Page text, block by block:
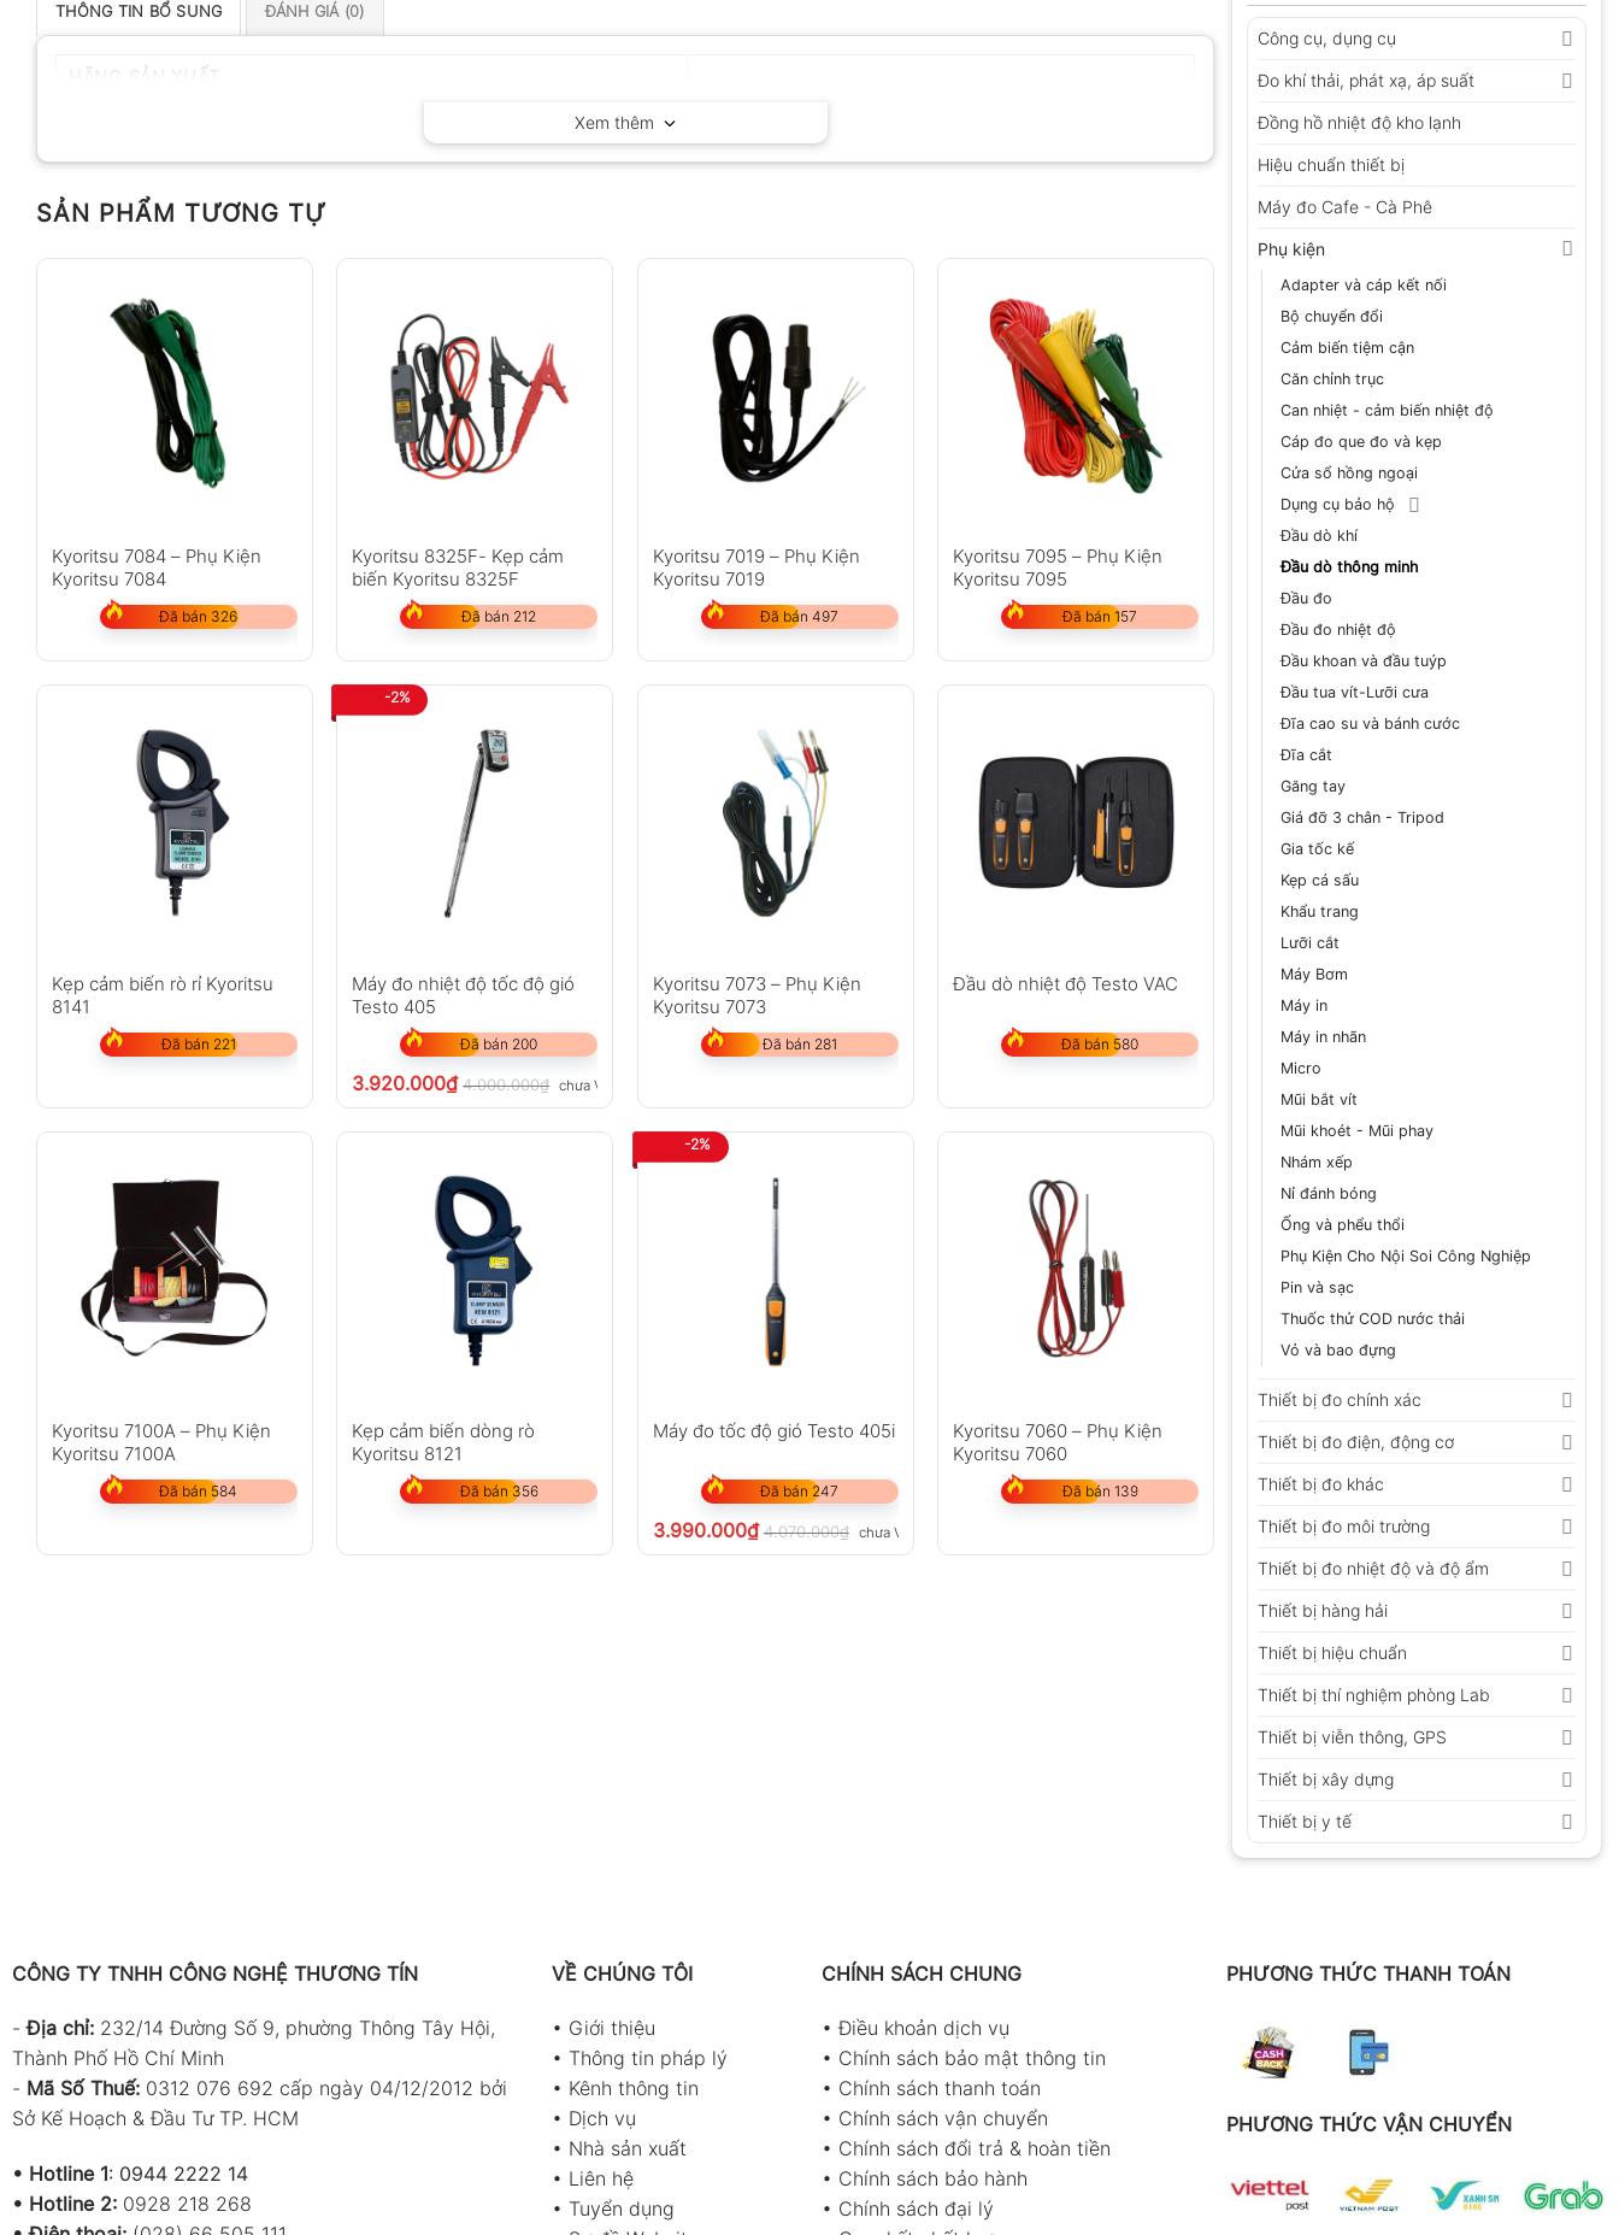
Công cụ, dụng cụ
Đo khí thải, phát xạ, áp suất
Đồng hồ nhiệt độ kho lạnh
Hiệu chuẩn thiết bị
Máy đo Cafe - Cà Phê
Phụ kiện
Adapter và cáp kết nối
Bộ chuyển đổi
Cảm biến tiệm cận
Căn chỉnh trục
Can nhiệt - cảm biến nhiệt độ
Cáp đo que đo và kẹp
Cửa sổ hồng ngoại
Dụng cụ bảo hộ
Đầu dò khí
Đầu dò thông minh
Đầu đo
Đầu đo nhiệt độ
Đầu khoan và đầu tuýp
Đầu tua vít-Lưỡi cưa
Đĩa cao su và bánh cước
Đĩa cắt
Găng tay
Giá đỡ 3 chân - Tripod
Gia tốc kế
Kẹp cá sấu
Khẩu trang
Lưỡi cắt
Máy Bơm
Máy in
Máy in nhãn
Micro
Mũi bắt vít
Mũi khoét - Mũi phay
Nhám xếp
Nỉ đánh bóng
Ống và phểu thổi
Phụ Kiện Cho Nội Soi Công Nghiệp
Pin và sạc
Thuốc thử COD nước thải
Vỏ và bao đựng
Thiết bị đo chính xác
Thiết bị đo điện, động cơ
Thiết bị đo khác
Thiết bị đo môi trường
Thiết bị đo nhiệt độ và độ ẩm
Thiết bị hàng hải
Thiết bị hiệu chuẩn
Thiết bị thí nghiệm phòng Lab
Thiết bị viễn thông, GPS
Thiết bị xây dựng
Thiết bị y tế
THÔNG TIN BỔ SUNG ĐÁNH GIÁ (0)
Xem thêm
SẢN PHẨM TƯƠNG TỰ
Kyoritsu 7084 – Phụ Kiện
Kyoritsu 7084
Đã bán 326
Kyoritsu 8325F- Kẹp cảm
biến Kyoritsu 8325F
Đã bán 212
Kyoritsu 7019 – Phụ Kiện
Kyoritsu 7019
Đã bán 497
Kyoritsu 7095 – Phụ Kiện
Kyoritsu 7095
Đã bán 157
Kẹp cảm biến rò rỉ Kyoritsu
8141
Đã bán 221
-2%
Máy đo nhiệt độ tốc độ gió
Testo 405
Đã bán 200
3.920.000₫ 4.000.000₫ chưa VAT 8%
Kyoritsu 7073 – Phụ Kiện
Kyoritsu 7073
Đã bán 281
Đầu dò nhiệt độ Testo VAC
Đã bán 580
Kyoritsu 7100A – Phụ Kiện
Kyoritsu 7100A
Đã bán 584
Kẹp cảm biến dòng rò
Kyoritsu 8121
Đã bán 356
-2%
Máy đo tốc độ gió Testo 405i
Đã bán 247
3.990.000₫ 4.070.000₫ chưa VAT 8%
Kyoritsu 7060 – Phụ Kiện
Kyoritsu 7060
Đã bán 139
CÔNG TY TNHH CÔNG NGHỆ THƯƠNG TÍN
-Địa chỉ: 232/14 Đường Số 9, phường Thông Tây Hội,
Thành Phố Hồ Chí Minh
- Mã Số Thuế: 0312 076 692 cấp ngày 04/12/2012 bởi
Sở Kế Hoạch & Đầu Tư TP. HCM
• Hotline 1: 0944 2222 14
• Hotline 2: 0928 218 268
VỀ CHÚNG TÔI
• Giới thiệu
• Thông tin pháp lý
• Kênh thông tin
• Dịch vụ
• Nhà sản xuất
• Liên hệ
• Tuyển dụng
CHÍNH SÁCH CHUNG
•Điều khoản dịch vụ
• Chính sách bảo mật thông tin
• Chính sách thanh toán
• Chính sách vận chuyển
• Chính sách đổi trả & hoàn tiền
• Chính sách bảo hành
• Chính sách đại lý
PHƯƠNG THỨC THANH TOÁN
PHƯƠNG THỨC VẬN CHUYỂN